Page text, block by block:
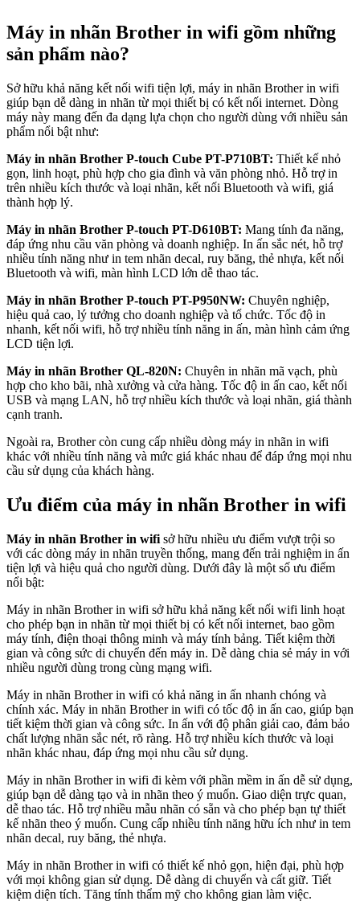
Máy in nhãn Brother in wifi gồm những
sản phẩm nào?
Sở hữu khả năng kết nối wifi tiện lợi, máy in nhãn Brother in wifi
giúp bạn dễ dàng in nhãn từ mọi thiết bị có kết nối internet. Dòng
máy này mang đến đa dạng lựa chọn cho người dùng với nhiều sản
phẩm nổi bật như:
Máy in nhãn Brother P-touch Cube PT-P710BT: Thiết kế nhỏ
gọn, linh hoạt, phù hợp cho gia đình và văn phòng nhỏ. Hỗ trợ in
trên nhiều kích thước và loại nhãn, kết nối Bluetooth và wifi, giá
thành hợp lý.
Máy in nhãn Brother P-touch PT-D610BT: Mang tính đa năng,
đáp ứng nhu cầu văn phòng và doanh nghiệp. In ấn sắc nét, hỗ trợ
nhiều tính năng như in tem nhãn decal, ruy băng, thẻ nhựa, kết nối
Bluetooth và wifi, màn hình LCD lớn dễ thao tác.
Máy in nhãn Brother P-touch PT-P950NW: Chuyên nghiệp,
hiệu quả cao, lý tưởng cho doanh nghiệp và tổ chức. Tốc độ in
nhanh, kết nối wifi, hỗ trợ nhiều tính năng in ấn, màn hình cảm ứng
LCD tiện lợi.
Máy in nhãn Brother QL-820N: Chuyên in nhãn mã vạch, phù
hợp cho kho bãi, nhà xưởng và cửa hàng. Tốc độ in ấn cao, kết nối
USB và mạng LAN, hỗ trợ nhiều kích thước và loại nhãn, giá thành
cạnh tranh.
Ngoài ra, Brother còn cung cấp nhiều dòng máy in nhãn in wifi
khác với nhiều tính năng và mức giá khác nhau để đáp ứng mọi nhu
cầu sử dụng của khách hàng.
Ưu điểm của máy in nhãn Brother in wifi
Máy in nhãn Brother in wifi sở hữu nhiều ưu điểm vượt trội so
với các dòng máy in nhãn truyền thống, mang đến trải nghiệm in ấn
tiện lợi và hiệu quả cho người dùng. Dưới đây là một số ưu điểm
nổi bật:
Máy in nhãn Brother in wifi sở hữu khả năng kết nối wifi linh hoạt
cho phép bạn in nhãn từ mọi thiết bị có kết nối internet, bao gồm
máy tính, điện thoại thông minh và máy tính bảng. Tiết kiệm thời
gian và công sức di chuyển đến máy in. Dễ dàng chia sẻ máy in với
nhiều người dùng trong cùng mạng wifi.
Máy in nhãn Brother in wifi có khả năng in ấn nhanh chóng và
chính xác. Máy in nhãn Brother in wifi có tốc độ in ấn cao, giúp bạn
tiết kiệm thời gian và công sức. In ấn với độ phân giải cao, đảm bảo
chất lượng nhãn sắc nét, rõ ràng. Hỗ trợ nhiều kích thước và loại
nhãn khác nhau, đáp ứng mọi nhu cầu sử dụng.
Máy in nhãn Brother in wifi đi kèm với phần mềm in ấn dễ sử dụng,
giúp bạn dễ dàng tạo và in nhãn theo ý muốn. Giao diện trực quan,
dễ thao tác. Hỗ trợ nhiều mẫu nhãn có sẵn và cho phép bạn tự thiết
kế nhãn theo ý muốn. Cung cấp nhiều tính năng hữu ích như in tem
nhãn decal, ruy băng, thẻ nhựa.
Máy in nhãn Brother in wifi có thiết kế nhỏ gọn, hiện đại, phù hợp
với mọi không gian sử dụng. Dễ dàng di chuyển và cất giữ. Tiết
kiệm diện tích. Tăng tính thẩm mỹ cho không gian làm việc.